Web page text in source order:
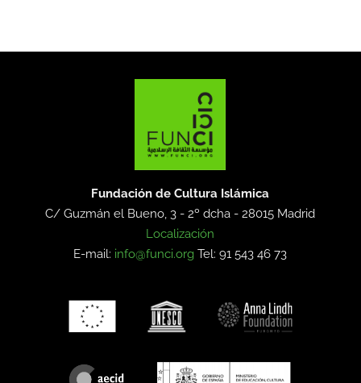
Fundación de Cultura Islámica
C/ Guzmán el Bueno, 3 - 2º dcha -28015 Madrid
Localización
E-mail: info@funci.org Tel: 91 543 46 73